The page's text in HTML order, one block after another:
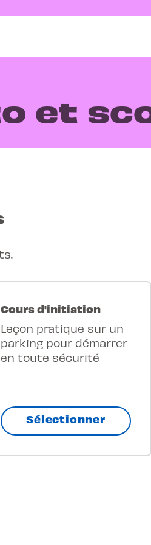
et
Cours d'initiation
Leçon pratique sur un
parking pour démarrer
en toute sécurité
Sélectionner